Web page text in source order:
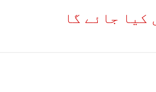
کیا جائے گا